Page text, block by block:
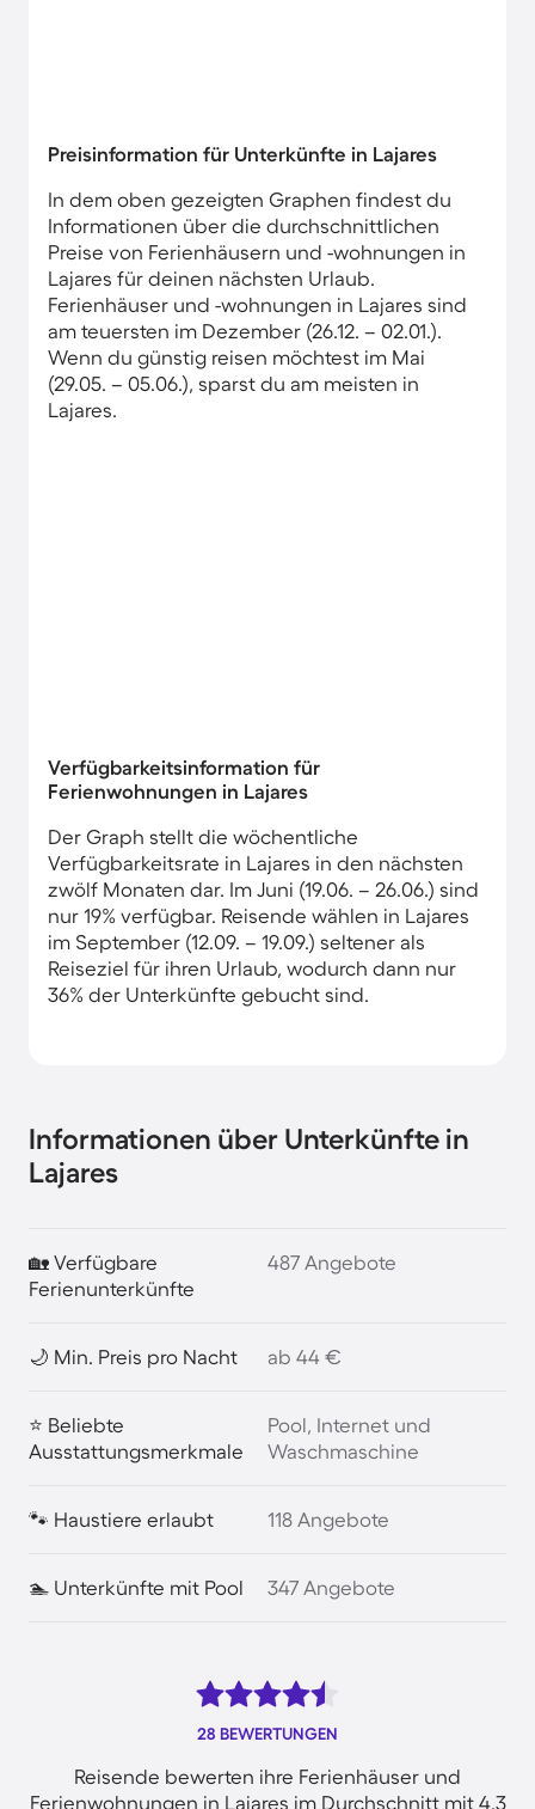
Preisinformation für Unterkünfte in Lajares
In dem oben gezeigten Graphen findest du
Informationen über die durchschnittlichen
Preise von Ferienhäusern und -wohnungen in
Lajares für deinen nächsten Urlaub.
Ferienhäuser und -wohnungen in Lajares sind
am teuersten im Dezember (26.12. – 02.01.).
Wenn du günstig reisen möchtest im Mai
(29.05. – 05.06.), sparst du am meisten in
Lajares.
Verfügbarkeitsinformation für
Ferienwohnungen in Lajares
Der Graph stellt die wöchentliche
Verfügbarkeitsrate in Lajares in den nächsten
zwölf Monaten dar. Im Juni (19.06. – 26.06.) sind
nur 19% verfügbar. Reisende wählen in Lajares
im September (12.09. – 19.09.) seltener als
Reiseziel für ihren Urlaub, wodurch dann nur
36% der Unterkünfte gebucht sind.
Informationen über Unterkünfte in
Lajares
🏡 Verfügbare
Ferienunterkünfte
487 Angebote
🌙 Min. Preis pro Nacht ab 44 €
⭐ Beliebte
Ausstattungsmerkmale
Pool, Internet und
Waschmaschine
🐾 Haustiere erlaubt 118 Angebote
🏊 Unterkünfte mit Pool 347 Angebote
28 BEWERTUNGEN
Reisende bewerten ihre Ferienhäuser und
Ferienwohnungen in Lajares im Durchschnitt mit 4.3